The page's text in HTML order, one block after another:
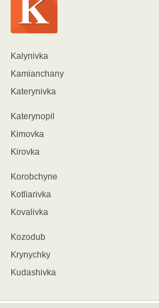
Kalynivka
Kamianchany
Katerynivka
Katerynopil
Kimovka
Kirovka
Korobchyne
Kotliarivka
Kovalivka
Kozodub
Krynychky
Kudashivka